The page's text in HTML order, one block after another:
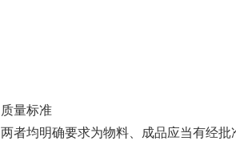
质量标准
两者均明确要求为物料、成品应当有经